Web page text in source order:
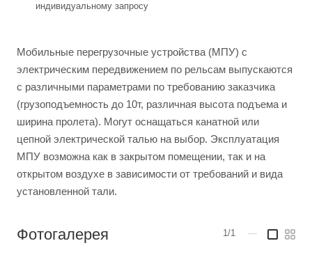
индивидуальному запросу
Мобильные перегрузочные устройства (МПУ) с
электрическим передвижением по рельсам выпускаются
с различными параметрами по требованию заказчика
(грузоподъемность до 10т, различная высота подъема и
ширина пролета). Могут оснащаться канатной или
цепной электрической талью на выбор. Эксплуатация
МПУ возможна как в закрытом помещении, так и на
открытом воздухе в зависимости от требований и вида
установленной тали.
Фотогалерея 1/1 —